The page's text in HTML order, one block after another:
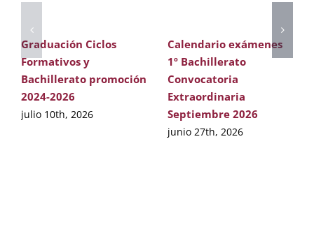
Graduación Ciclos
Formativos y
Bachillerato promoción
2024-2026
julio 10th, 2026
Calendario exámenes
1º Bachillerato
Convocatoria
Extraordinaria
Septiembre 2026
junio 27th, 2026